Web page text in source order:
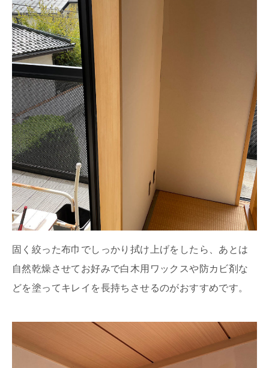
固く絞った布巾でしっかり拭け上げをしたら、あとは
自然乾燥させてお好みで白木用ワックスや防カビ剤な
どを塗ってキレイを長持ちさせるのがおすすめです。